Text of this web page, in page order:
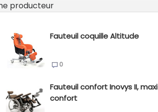
producteur
Fauteuil coquille Altitude
0
Fauteuil confort Inovys II, maxi
confort